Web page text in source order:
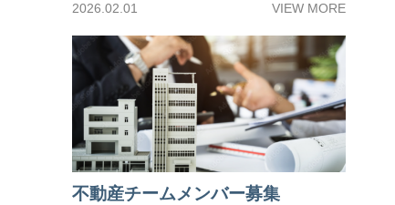
2026.02.01 VIEW MORE
不動産チームメンバー募集